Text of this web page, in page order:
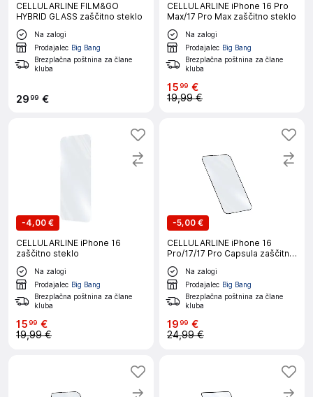
CELLULARLINE FILM&GO
HYBRID GLASS zaščitno steklo
Na zalogi
Prodajalec Big Bang
Brezplačna poštnina za člane
kluba
2999 €
CELLULARLINE iPhone 16 Pro
Max/17 Pro Max zaščitno steklo
Na zalogi
Prodajalec Big Bang
Brezplačna poštnina za člane
kluba
1599 €
19,99 €
-4,00 €
CELLULARLINE iPhone 16
zaščitno steklo
Na zalogi
Prodajalec Big Bang
Brezplačna poštnina za člane
kluba
1599 €
19,99 €
-5,00 €
CELLULARLINE iPhone 16
Pro/17/17 Pro Capsula zaščitno
steklo
Na zalogi
Prodajalec Big Bang
Brezplačna poštnina za člane
kluba
1999 €
24,99 €